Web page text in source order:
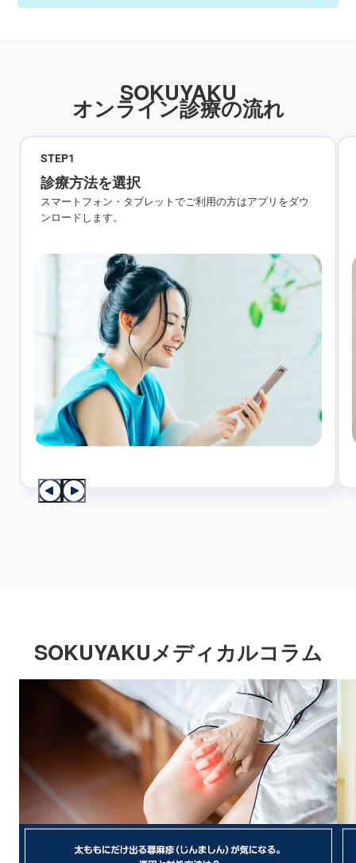
SOKUYAKU
オンライン診療の流れ
STEP1
診療方法を選択
スマートフォン・タブレットでご利用の方はアプリをダウ
ンロードします。
SOKUYAKUメディカルコラム